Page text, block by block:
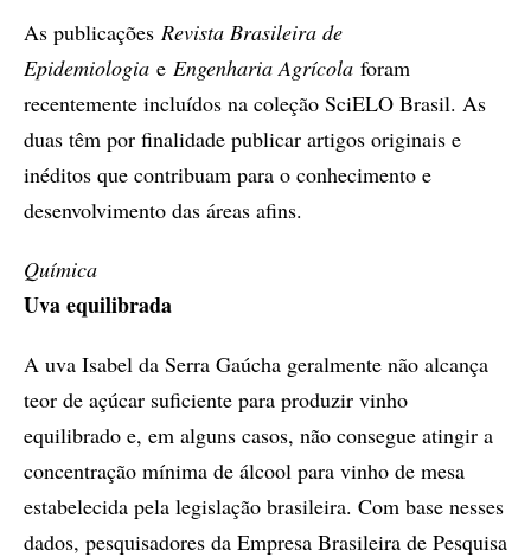
As publicações Revista Brasileira de
Epidemiologia e Engenharia Agrícola foram
recentemente incluídos na coleção SciELO Brasil. As
duas têm por finalidade publicar artigos originais e
inéditos que contribuam para o conhecimento e
desenvolvimento das áreas afins.
Química
Uva equilibrada
A uva Isabel da Serra Gaúcha geralmente não alcança
teor de açúcar suficiente para produzir vinho
equilibrado e, em alguns casos, não consegue atingir a
concentração mínima de álcool para vinho de mesa
estabelecida pela legislação brasileira. Com base nesses
dados, pesquisadores da Empresa Brasileira de Pesquisa